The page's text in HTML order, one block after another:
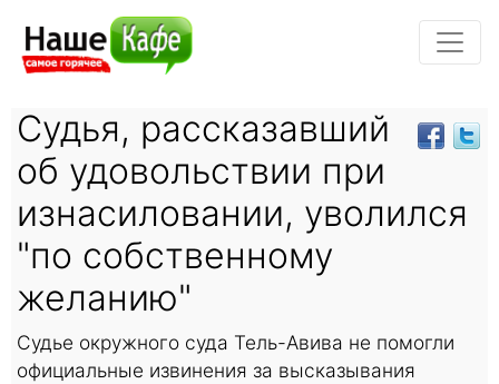
Судья, рассказавший
об удовольствии при
изнасиловании, уволился
"по собственному
желанию"
Судье окружного суда Тель-Авива не помогли
официальные извинения за высказывания